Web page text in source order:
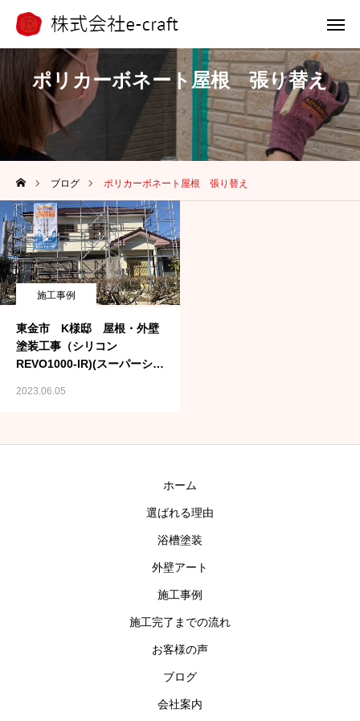
ポリカーボネート屋根 張り替え
ブログ ポリカーボネート屋根 張り替え
施工事例
東金市 K様邸 屋根・外壁
塗装工事（シリコン
REVO1000-IR)(スーパーシャ
2023.06.05
ホーム
選ばれる理由
浴槽塗装
外壁アート
施工事例
施工完了までの流れ
お客様の声
ブログ
会社案内
電話 問合せ LINE 問合せ
メール 問合せ
ホーム
選ばれる理由
浴槽塗装
外壁アート
会社案内
お問い合わせ